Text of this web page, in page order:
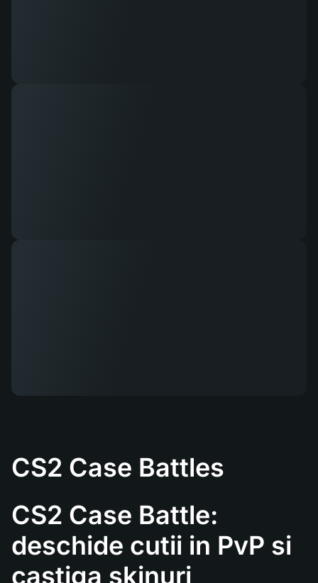
CS2 Case Battles
CS2 Case Battle:
deschide cutii in PvP si
castiga skinuri